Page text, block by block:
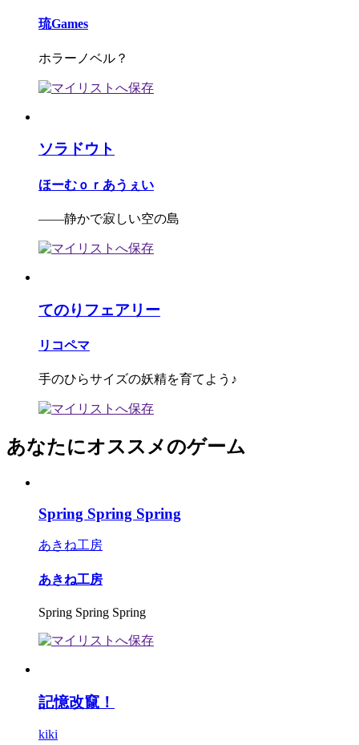
琉Games
ホラーノベル？
ソラドウト
ほーむｏｒあうぇい
――静かで寂しい空の島
てのりフェアリー
リコペマ
手のひらサイズの妖精を育てよう♪
あなたにオススメのゲーム
Spring Spring Spring
あきね工房
あきね工房
Spring Spring Spring
記憶改竄！
kiki